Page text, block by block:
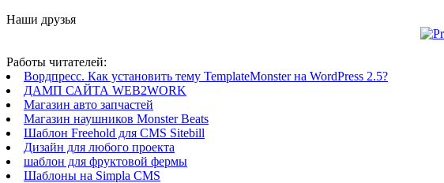
Наши друзья
Работы читателей:
Вордпресс. Как установить тему TemplateMonster на WordPress 2.5?
ДАМП САЙТА WEB2WORK
Магазин авто запчастей
Магазин наушников Monster Beats
Шаблон Freehold для CMS Sitebill
Дизайн для любого проекта
шаблон для фруктовой фермы
Шаблоны на Simpla CMS